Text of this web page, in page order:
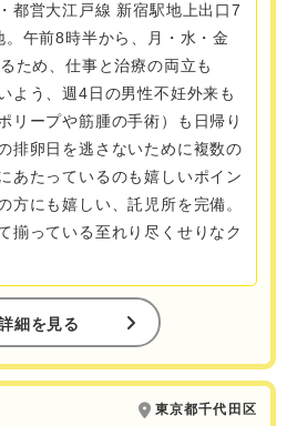
都営大江戸線 新宿駅地上出口7
午前8時半から、月・水・金
ため、仕事と治療の両立も
よう、週4日の男性不妊外来も
リープや筋腫の手術）も日帰り
排卵日を逃さないために複数の
あたっているのも嬉しいポイン
方にも嬉しい、託児所を完備。
揃っている至れり尽くせりなク
細を見る
東京都千代田区